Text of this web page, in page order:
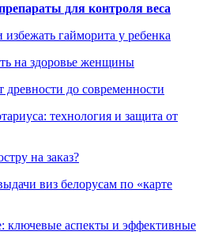
для контроля веса
избежать гайморита у ребенка
на здоровье женщины
до современности
технология и защита от
на заказ?
виз белорусам по «карте
ключевые аспекты и эффективные